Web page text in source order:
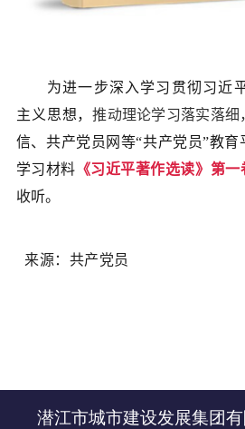
为进一步深入学习贯彻习近
主义思想，推动理论学习落实落细
信、共产党员网等“共产党员”教
学习材料 《习近平著作选读》第一
收听。
来源：共产党员
潜江市城市建设发展集团